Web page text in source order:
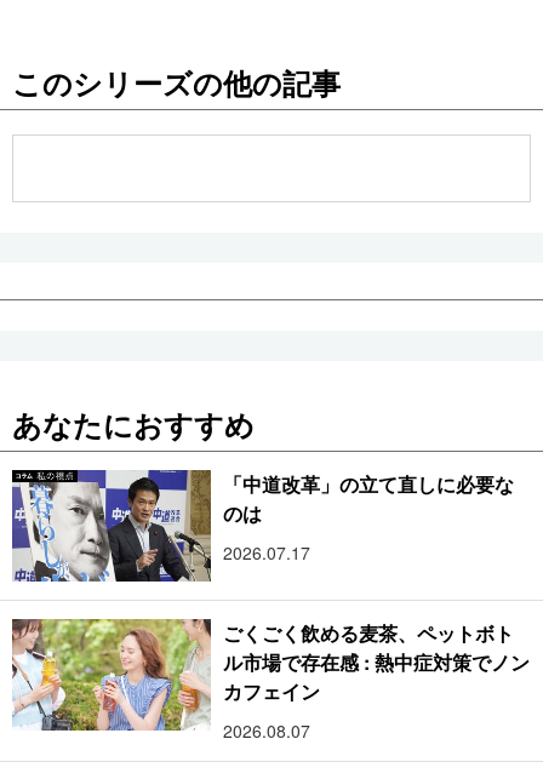
公式SNS
このシリーズの他の記事
あなたにおすすめ
「中道改革」の立て直しに必要な
のは
2026.07.17
ごくごく飲める麦茶、ペットボト
ル市場で存在感 : 熱中症対策でノン
カフェイン
2026.08.07